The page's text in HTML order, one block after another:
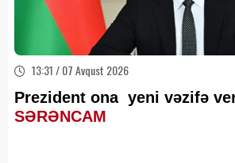
13:31 / 07 Avqust 2026
Prezident ona yeni vəzifə
SƏRƏNCAM